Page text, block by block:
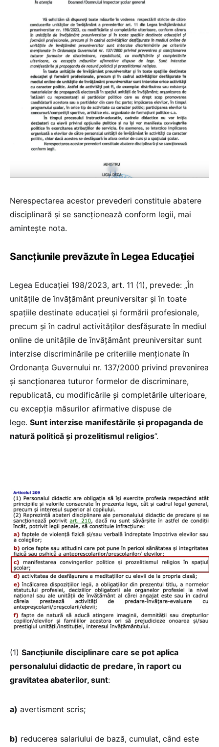
Nerespectarea acestor prevederi constituie abatere
disciplinară și se sancționează conform legii, mai
amintește nota.
Sancțiunile prevăzute în Legea Educației
Legea Educației 198/2023, art. 11 (1), prevede: „În
unitățile de învățământ preuniversitar și în toate
spațiile destinate educației și formării profesionale,
precum și în cadrul activităților desfășurate în mediul
online de unitățile de învățământ preuniversitar sunt
interzise discriminările pe criteriile menționate în
Ordonanța Guvernului nr. 137/2000 privind prevenirea
și sancționarea tuturor formelor de discriminare,
republicată, cu modificările și completările ulterioare,
cu excepția măsurilor afirmative dispuse de
lege. Sunt interzise manifestările și propaganda de
natură politică și prozelitismul religios”.
(1) Sancțiunile disciplinare care se pot aplica
personalului didactic de predare, în raport cu
gravitatea abaterilor, sunt:
a) avertisment scris;
b) reducerea salariului de bază, cumulat, când este